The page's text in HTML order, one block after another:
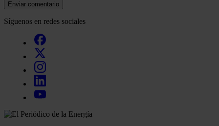
Enviar comentario
Síguenos en redes sociales